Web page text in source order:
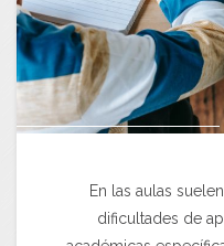
En las aulas
dificultades de